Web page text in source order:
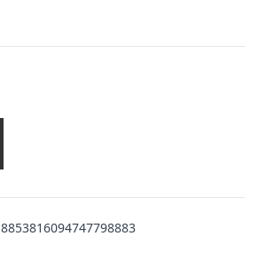
8853816094747798883